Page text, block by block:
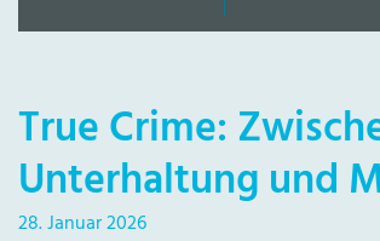
True Crime:
Unterhaltung und
28. Januar 2026